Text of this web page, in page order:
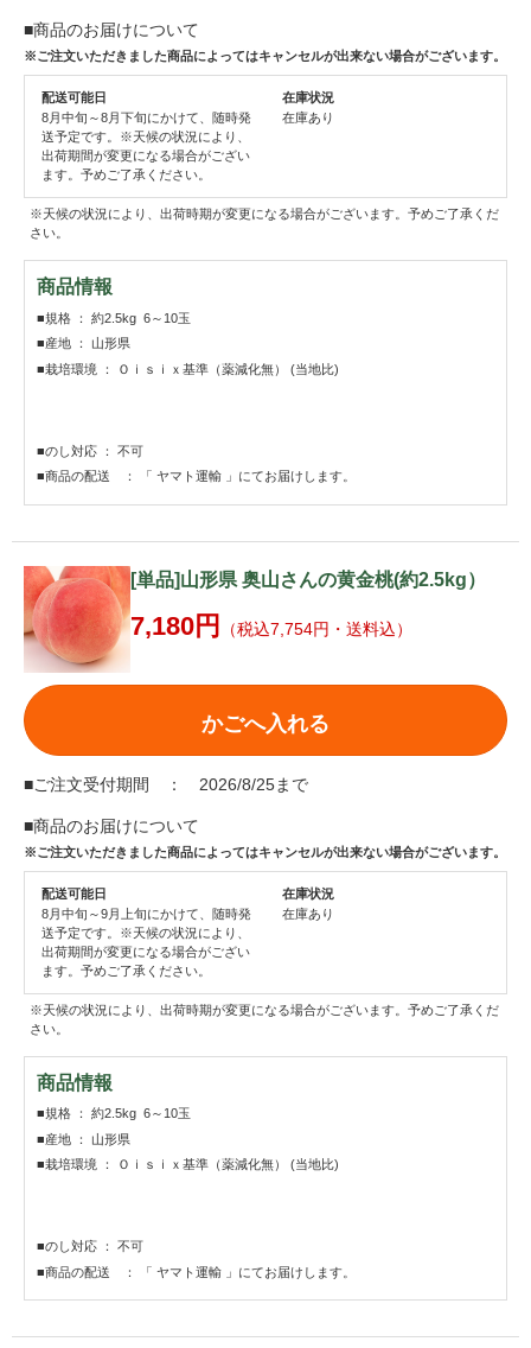
■商品のお届けについて
※ご注文いただきました商品によってはキャンセルが出来ない場合がございます。
配送可能日
在庫状況
8月中旬～8月下旬にかけて、随時発
送予定です。※天候の状況により、
出荷期間が変更になる場合がござい
ます。予めご了承ください。
在庫あり
※天候の状況により、出荷時期が変更になる場合がございます。予めご了承くだ
さい。
商品情報
■規格 ： 約2.5kg 6～10玉
■産地 ： 山形県
■栽培環境 ： Ｏｉｓｉｘ基準（薬減化無） (当地比)
■のし対応 ： 不可
■商品の配送 ： 「 ヤマト運輸 」にてお届けします。
[単品]山形県 奥山さんの黄金桃(約2.5kg）
7,180円 （税込7,754円・送料込）
かごへ入れる
■ご注文受付期間 ： 2026/8/25まで
■商品のお届けについて
※ご注文いただきました商品によってはキャンセルが出来ない場合がございます。
配送可能日
在庫状況
8月中旬～9月上旬にかけて、随時発
送予定です。※天候の状況により、
出荷期間が変更になる場合がござい
ます。予めご了承ください。
在庫あり
※天候の状況により、出荷時期が変更になる場合がございます。予めご了承くだ
さい。
商品情報
■規格 ： 約2.5kg 6～10玉
■産地 ： 山形県
■栽培環境 ： Ｏｉｓｉｘ基準（薬減化無） (当地比)
■のし対応 ： 不可
■商品の配送 ： 「 ヤマト運輸 」にてお届けします。